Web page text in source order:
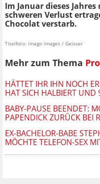
Im Januar dieses
schweren Verlust
Chocolat verstarb.
Titelfoto: imago images / Geisser
Mehr zum Thema
HÄTTET IHR IHN NOCH
HAT SICH HALBIERT UND
BABY-PAUSE BEENDET:
PAPENDICK ZURÜCK BEI
EX-BACHELOR-BABE
MÖCHTE TELEFON-SEX